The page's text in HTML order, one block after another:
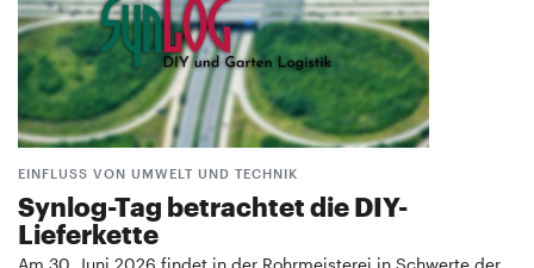
EINFLUSS VON UMWELT UND TECHNIK
Synlog-Tag betrachtet die DIY-
Lieferkette
Am 30. Juni 2026 findet in der Rohrmeisterei in Schwerte der